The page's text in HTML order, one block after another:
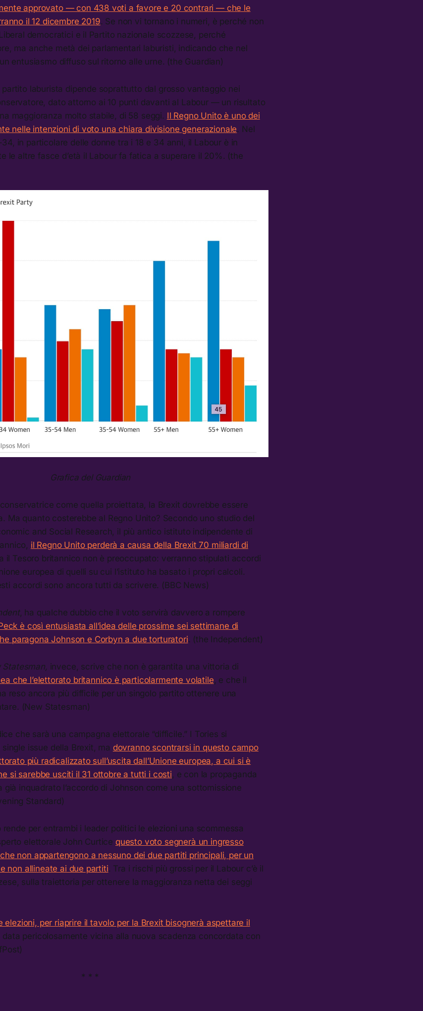
approvato — con 438 voti a favore e 20 contrari — che le
il 12 dicembre 2019. Se non vi tornano i numeri, è perché non
democratici e il Partito nazionale scozzese, perché
ma anche metà dei parlamentari laburisti, indicando che nel
entusiasmo diffuso sul ritorno alle urne. (the Guardian)
laburista dipende soprattutto dal grosso vantaggio nei
dato attorno ai 10 punti davanti al Labour — un risultato
maggioranza molto stabile, di 58 seggi. Il Regno Unito è uno dei
nelle intenzioni di voto una chiara divisione generazionale. Nel
in particolare delle donne tra i 18 e 34 anni, il Labour è in
le altre fasce d’età il Labour fa fatica a superare il 20%. (the
Grafica del Guardian
come quella proiettata, la Brexit dovrebbe essere
Ma quanto costerebbe al Regno Unito? Secondo uno studio del
and Social Research, il più antico istituto indipendente di
il Regno Unito perderà a causa della Brexit 70 miliardi di
il Tesoro britannico non è preoccupato: verranno stipulati accordi
europea di quelli su cui l’istituto ha basato i propri calcoli.
accordi sono ancora tutti da scrivere. (BBC News)
, ha qualche dubbio che il voto servirà davvero a rompere
è così entusiasta all’idea delle prossime sei settimane di
paragona Johnson e Corbyn a due torturatori. (the Independent)
Statesman, invece, scrive che non è garantita una vittoria di
che l’elettorato britannico è particolarmente volatile, e che il
reso ancora più difficile per un singolo partito ottenere una
(New Statesman)
che sarà una campagna elettorale “difficile.” I Tories si
issue della Brexit, ma dovranno scontrarsi in questo campo
più radicalizzato sull’uscita dall’Unione europea, a cui si è
si sarebbe usciti il 31 ottobre a tutti i costi, e con la propaganda
già inquadrato l’accordo di Johnson come una sottomissione
Standard)
rende per entrambi i leader politici le elezioni una scommessa
elettorale John Curtice questo voto segnerà un ingresso
non appartengono a nessuno dei due partiti principali, per un
non allineate ai due partiti. Tra i rischi più grossi per il Labour c’è il
sulla traiettoria per ottenere la maggioranza netta dei seggi
elezioni, per riaprire il tavolo per la Brexit bisognerà aspettare il
data pericolosamente vicina alla nuova scadenza concordata con
* * *